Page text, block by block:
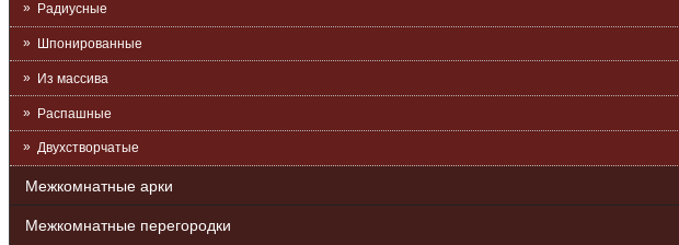
Радиусные
Шпонированные
Из массива
Распашные
Двухстворчатые
Межкомнатные арки
Межкомнатные перегородки